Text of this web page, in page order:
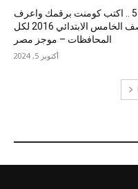
نتيجة خامسة 5 .. اكتب كومنت برقمك واعرف
نتيجة الصف الخامس الابتدائي 2016 لكل
المحافظات – موجز مصر
أكتوبر 5, 2024